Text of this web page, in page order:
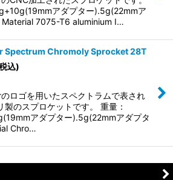
アダプター).5g(22mmア
Material 7075-T6 aluminium I…
Spectrum Chromoly Sprocket 28T
込)
ロゴを用いたスペクトラムで表され
製のスプロケットです。 重量：
アダプター).5g(22mmアダプタ
Chro…